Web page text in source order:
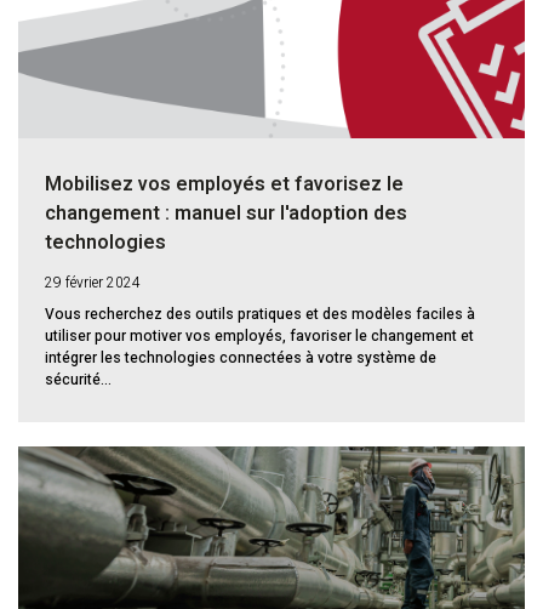
Mobilisez vos employés et favorisez le
changement : manuel sur l'adoption des
technologies
29 février 2024
Vous recherchez des outils pratiques et des modèles faciles à
utiliser pour motiver vos employés, favoriser le changement et
intégrer les technologies connectées à votre système de
sécurité...